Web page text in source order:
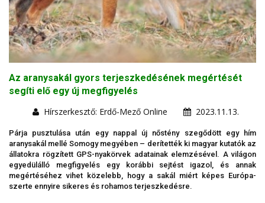
Az aranysakál gyors terjeszkedésének megértését
segíti elő egy új megfigyelés
Hírszerkesztő: Erdő-Mező Online
2023.11.13.
Párja pusztulása után egy nappal új nőstény szegődött egy hím
aranysakál mellé Somogy megyében – derítették ki magyar kutatók az
állatokra rögzített GPS-nyakörvek adatainak elemzésével. A világon
egyedülálló megfigyelés egy korábbi sejtést igazol, és annak
megértéséhez vihet közelebb, hogy a sakál miért képes Európa-
szerte ennyire sikeres és rohamos terjeszkedésre.